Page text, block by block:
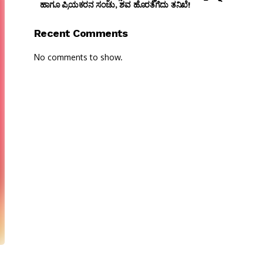
ಹಾಗೂ ಪ್ರಿಯಕರನ ಸಂಚು, ಶವ ಹೊರತೆಗೆದು ತನಿಖೆ!
Recent Comments
No comments to show.